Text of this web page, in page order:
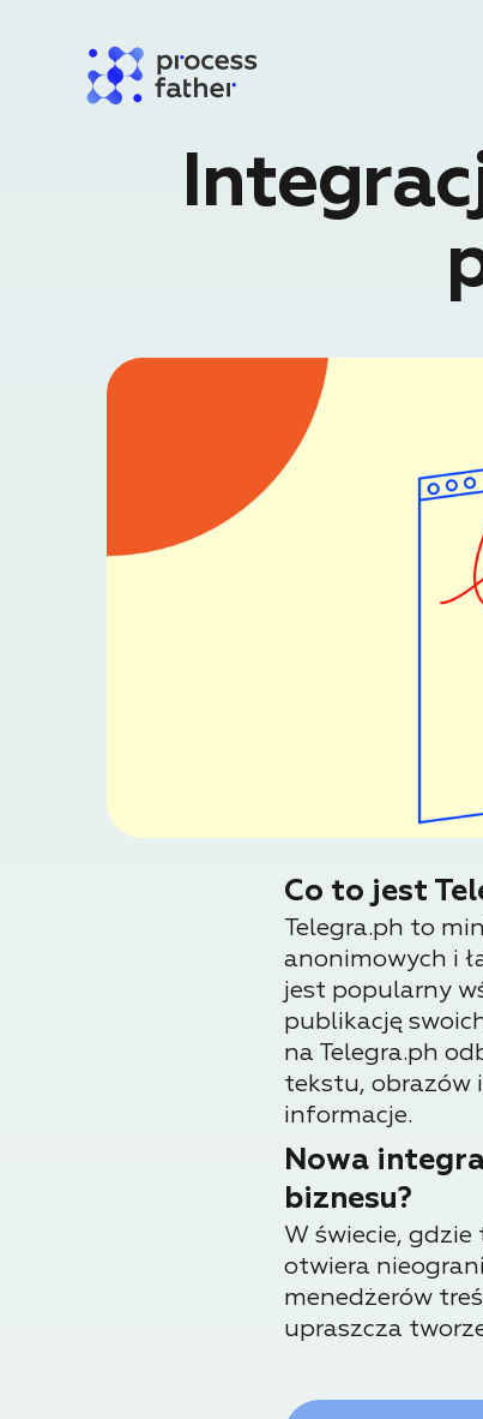
Co to jest
Telegra.ph to
anonimowych i
jest popularny
publikację
na Telegra.ph
tekstu, obrazów
informacje.
Nowa
biznesu?
W świecie,
otwiera
menedżerów
upraszcza